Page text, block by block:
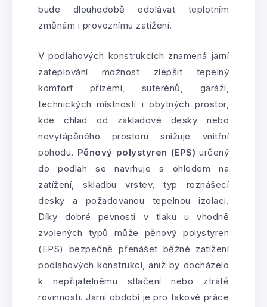
bude dlouhodobě odolávat teplotním
změnám i provoznímu zatížení.
V podlahových konstrukcích znamená jarní
zateplování možnost zlepšit tepelný
komfort přízemí, suterénů, garáží,
technických místností i obytných prostor,
kde chlad od základové desky nebo
nevytápěného prostoru snižuje vnitřní
pohodu. Pěnový polystyren (EPS) určený
do podlah se navrhuje s ohledem na
zatížení, skladbu vrstev, typ roznášecí
desky a požadovanou tepelnou izolaci.
Díky dobré pevnosti v tlaku u vhodně
zvolených typů může pěnový polystyren
(EPS) bezpečně přenášet běžné zatížení
podlahových konstrukcí, aniž by docházelo
k nepřijatelnému stlačení nebo ztrátě
rovinnosti. Jarní období je pro takové práce